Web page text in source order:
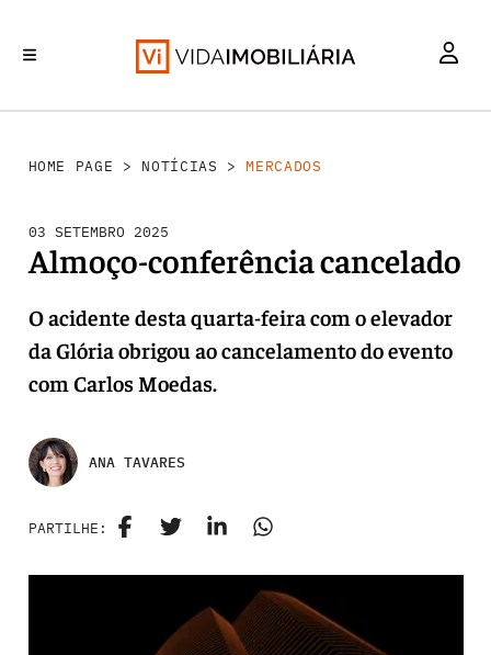
HOME PAGE > NOTÍCIAS >MERCADOS
03 SETEMBRO 2025
Almoço-conferência cancelado
O acidente desta quarta-feira com o elevador
da Glória obrigou ao cancelamento do evento
com Carlos Moedas.
ANA TAVARES
PARTILHE: